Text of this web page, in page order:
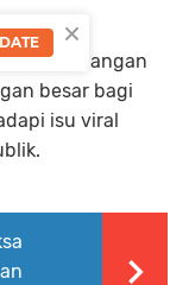
perkembangan
besar bagi
isu viral
×